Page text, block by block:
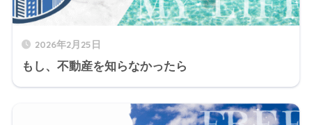
2026年2月25日
もし、不動産を知らなかったら